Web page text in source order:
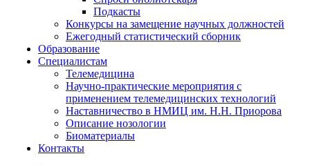
Подкасты
Конкурсы на замещение научных должностей
Ежегодный статистический сборник
Образование
Специалистам
Телемедицина
Научно-практические мероприятия с
применением телемедицинских технологий
Наставничество в НМИЦ им. Н.Н. Приорова
Описание нозологии
Биоматериалы
Контакты